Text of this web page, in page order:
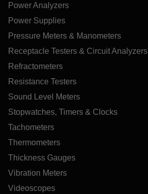
Power Analyzers
Power Supplies
Pressure Meters & Manometers
Receptacle Testers & Circuit Analyzers
Refractometers
Resistance Testers
Sound Level Meters
Stopwatches, Timers & Clocks
Tachometers
Thermometers
Thickness Gauges
Vibration Meters
Videoscopes